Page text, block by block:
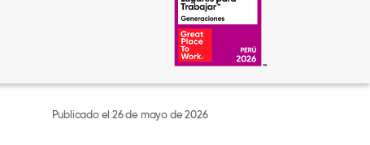
Publicado el 26 de mayo de 2026